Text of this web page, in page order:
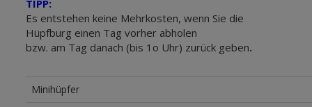
TIPP:
Es entstehen keine Mehrkosten, wenn Sie die
Hüpfburg einen Tag vorher abholen
bzw. am Tag danach (bis 1o Uhr) zurück geben.
Minihüpfer